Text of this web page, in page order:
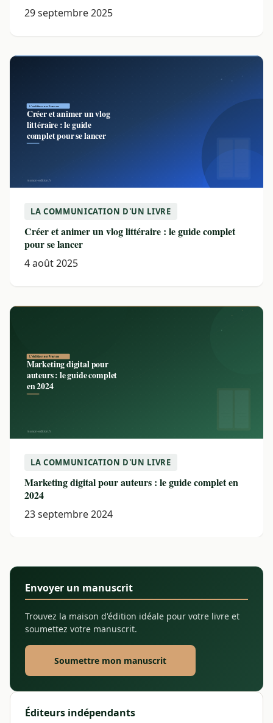
29 septembre 2025
LA COMMUNICATION D'UN LIVRE
Créer et animer un vlog littéraire : le guide complet
pour se lancer
4 août 2025
LA COMMUNICATION D'UN LIVRE
Marketing digital pour auteurs : le guide complet en
2024
23 septembre 2024
Envoyer un manuscrit
Trouvez la maison d'édition idéale pour votre livre et
soumettez votre manuscrit.
Soumettre mon manuscrit
Éditeurs indépendants